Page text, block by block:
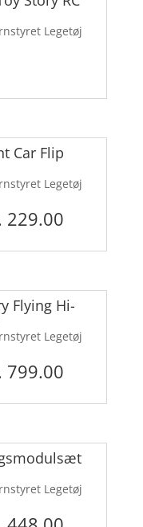
Legetøj
Car Flip
Legetøj
229.00
Flying Hi-
Legetøj
799.00
Legetøj